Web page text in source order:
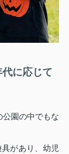
に応じて
公園の中でもな
があり、幼児